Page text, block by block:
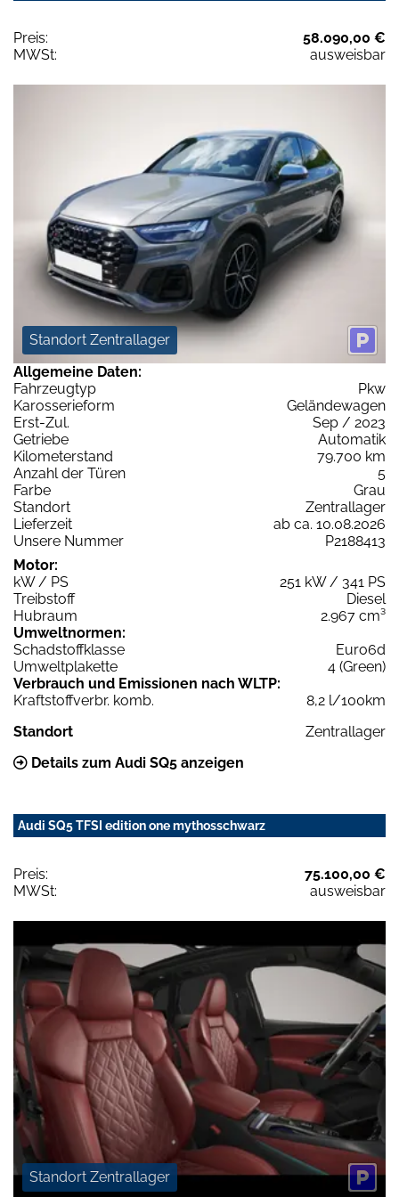
Preis:
58.090,00 €
MWSt:
ausweisbar
Standort Zentrallager
Allgemeine Daten:
Fahrzeugtyp
Pkw
Karosserieform
Geländewagen
Erst-Zul.
Sep / 2023
Getriebe
Automatik
Kilometerstand
79.700 km
Anzahl der Türen
5
Farbe
Grau
Standort
Zentrallager
Lieferzeit
ab ca. 10.08.2026
Unsere Nummer
P2188413
Motor:
kW / PS
251 kW / 341 PS
Treibstoff
Diesel
Hubraum
2.967 cm³
Umweltnormen:
Schadstoffklasse
Euro6d
Umweltplakette
4 (Green)
Verbrauch und Emissionen nach WLTP:
Kraftstoffverbr. komb.
8,2 l/100km
Standort
Zentrallager
Details zum Audi SQ5 anzeigen
Audi SQ5 TFSI edition one mythosschwarz
Preis:
75.100,00 €
MWSt:
ausweisbar
Standort Zentrallager